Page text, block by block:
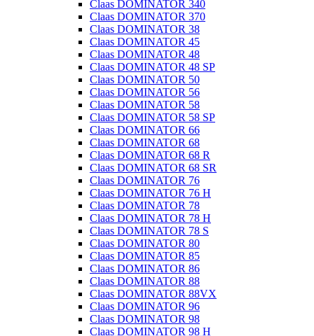
Claas DOMINATOR 340
Claas DOMINATOR 370
Claas DOMINATOR 38
Claas DOMINATOR 45
Claas DOMINATOR 48
Claas DOMINATOR 48 SP
Claas DOMINATOR 50
Claas DOMINATOR 56
Claas DOMINATOR 58
Claas DOMINATOR 58 SP
Claas DOMINATOR 66
Claas DOMINATOR 68
Claas DOMINATOR 68 R
Claas DOMINATOR 68 SR
Claas DOMINATOR 76
Claas DOMINATOR 76 H
Claas DOMINATOR 78
Claas DOMINATOR 78 H
Claas DOMINATOR 78 S
Claas DOMINATOR 80
Claas DOMINATOR 85
Claas DOMINATOR 86
Claas DOMINATOR 88
Claas DOMINATOR 88VX
Claas DOMINATOR 96
Claas DOMINATOR 98
Claas DOMINATOR 98 H